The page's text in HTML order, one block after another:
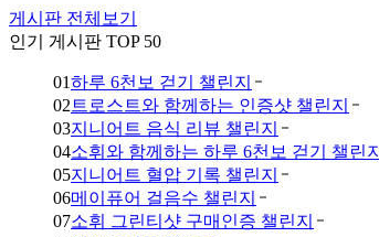
게시판 전체보기
인기 게시판 TOP 50
01하루 6천보 걷기 챌린지
02 트로스트와 함께하는 인증샷 챌린지
03지니어트 음식 리뷰 챌린지
04소휘와 함께하는 하루 6천보 걷기 챌린지
05지니어트 혈압 기록 챌린지
06메이퓨어 걸음수 챌린지
07소휘 그린티샷 구매인증 챌린지